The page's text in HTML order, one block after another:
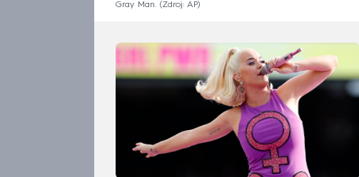
Gray Man.
Zdroj: AP